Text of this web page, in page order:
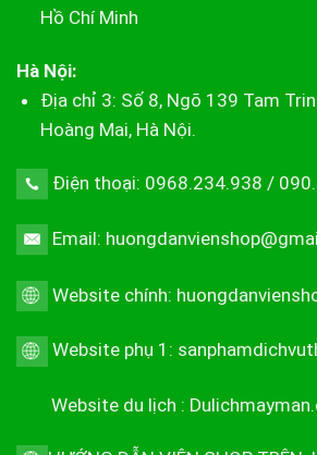
Hồ Chí Minh
Hà Nội:
Địa chỉ 3: Số 8, Ngõ 139 Tam
Hoàng Mai, Hà Nội.
Điện thoại: 0968.234.938 /
Email:
Website chính:
Website phụ 1:
Website du lịch :